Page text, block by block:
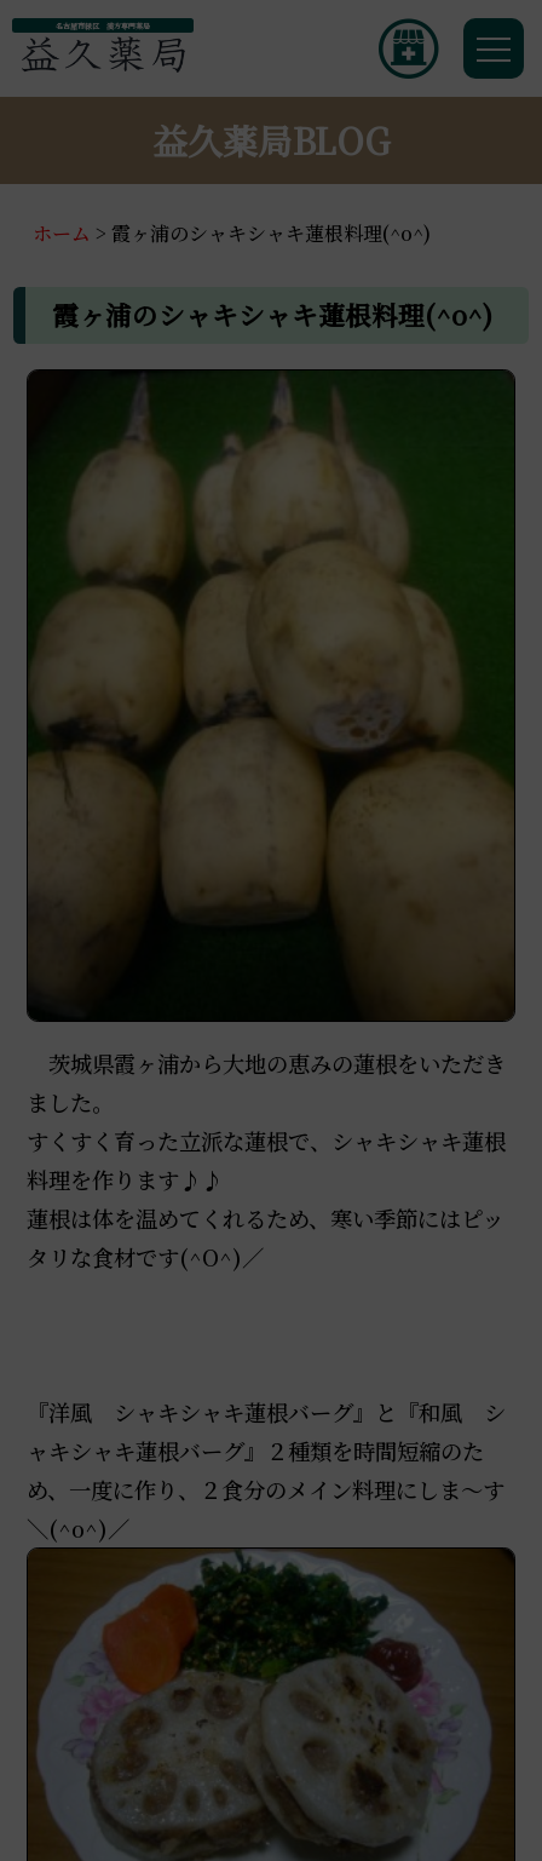
名古屋市緑区 漢方専門薬局
益久薬局BLOG
ホーム > 霞ヶ浦のシャキシャキ蓮根料理(^o^)
霞ヶ浦のシャキシャキ蓮根料理(^o^)
茨城県霞ヶ浦から大地の恵みの蓮根をいただき
ました。
すくすく育った立派な蓮根で、シャキシャキ蓮根
料理を作ります♪♪
蓮根は体を温めてくれるため、寒い季節にはピッ
タリな食材です(^O^)／
『洋風 シャキシャキ蓮根バーグ』と『和風 シ
ャキシャキ蓮根バーグ』２種類を時間短縮のた
め、一度に作り、２食分のメイン料理にしま～す
＼(^o^)／